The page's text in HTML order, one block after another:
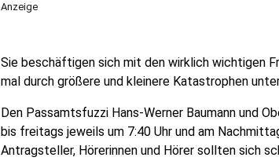
Anzeige
Sie beschäftigen sich mit den wirklich wichtigen
mal durch größere und kleinere Katastrophen
Den Passamtsfuzzi Hans-Werner Baumann und
bis freitags jeweils um 7:40 Uhr und am
Antragsteller, Hörerinnen und Hörer sollten sich